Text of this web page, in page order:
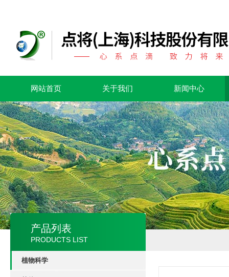
网站首页 关于我们 新闻中心
产品列表
PRODUCTS LIST
植物科学